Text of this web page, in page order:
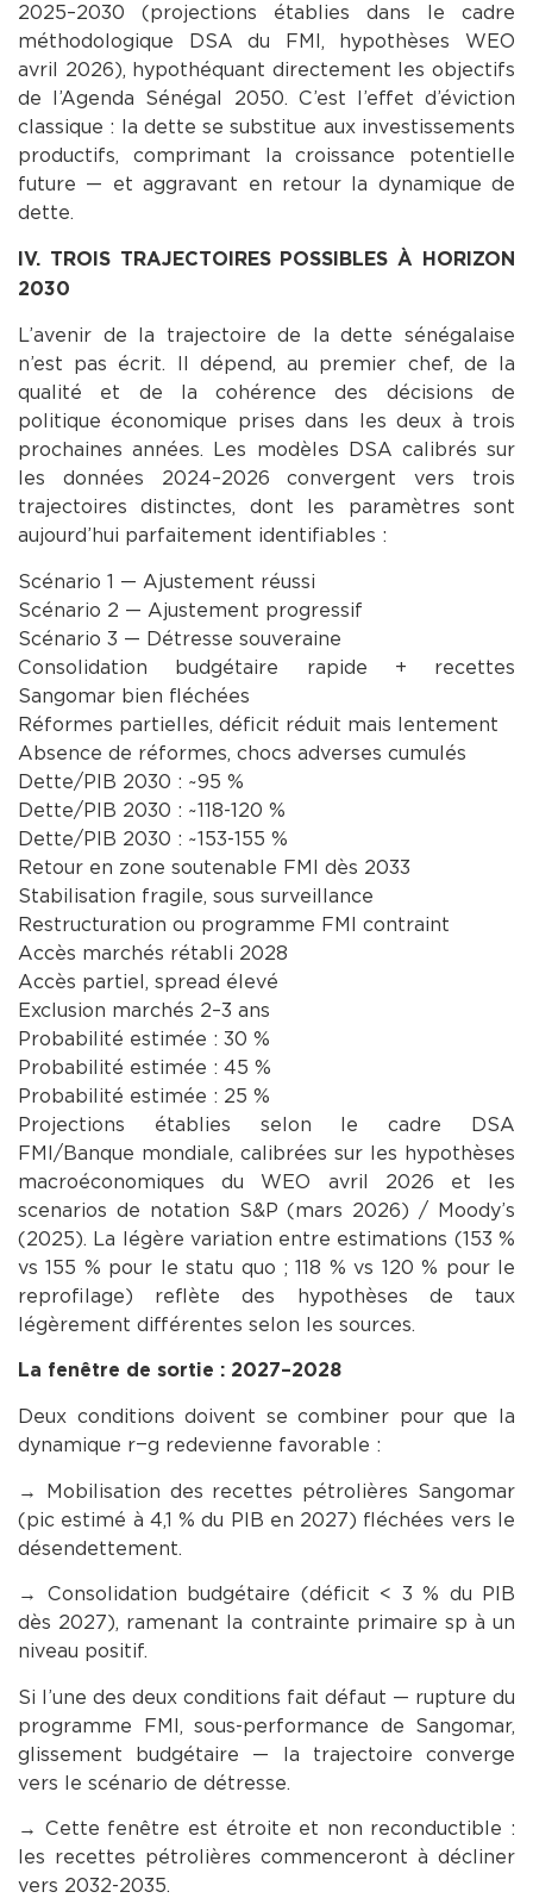
2025–2030 (projections établies dans le cadre
méthodologique DSA du FMI, hypothèses WEO
avril 2026), hypothéquant directement les objectifs
de l’Agenda Sénégal 2050. C’est l’effet d’éviction
classique : la dette se substitue aux investissements
productifs, comprimant la croissance potentielle
future — et aggravant en retour la dynamique de
dette.
IV. TROIS TRAJECTOIRES POSSIBLES À HORIZON
2030
L’avenir de la trajectoire de la dette sénégalaise
n’est pas écrit. Il dépend, au premier chef, de la
qualité et de la cohérence des décisions de
politique économique prises dans les deux à trois
prochaines années. Les modèles DSA calibrés sur
les données 2024–2026 convergent vers trois
trajectoires distinctes, dont les paramètres sont
aujourd’hui parfaitement identifiables :
Scénario 1 — Ajustement réussi
Scénario 2 — Ajustement progressif
Scénario 3 — Détresse souveraine
Consolidation budgétaire rapide + recettes
Sangomar bien fléchées
Réformes partielles, déficit réduit mais lentement
Absence de réformes, chocs adverses cumulés
Dette/PIB 2030 : ~95 %
Dette/PIB 2030 : ~118-120 %
Dette/PIB 2030 : ~153-155 %
Retour en zone soutenable FMI dès 2033
Stabilisation fragile, sous surveillance
Restructuration ou programme FMI contraint
Accès marchés rétabli 2028
Accès partiel, spread élevé
Exclusion marchés 2–3 ans
Probabilité estimée : 30 %
Probabilité estimée : 45 %
Probabilité estimée : 25 %
Projections établies selon le cadre DSA
FMI/Banque mondiale, calibrées sur les hypothèses
macroéconomiques du WEO avril 2026 et les
scenarios de notation S&P (mars 2026) / Moody’s
(2025). La légère variation entre estimations (153 %
vs 155 % pour le statu quo ; 118 % vs 120 % pour le
reprofilage) reflète des hypothèses de taux
légèrement différentes selon les sources.
La fenêtre de sortie : 2027–2028
Deux conditions doivent se combiner pour que la
dynamique r−g redevienne favorable :
→ Mobilisation des recettes pétrolières Sangomar
(pic estimé à 4,1 % du PIB en 2027) fléchées vers le
désendettement.
→ Consolidation budgétaire (déficit < 3 % du PIB
dès 2027), ramenant la contrainte primaire sp à un
niveau positif.
Si l’une des deux conditions fait défaut — rupture du
programme FMI, sous-performance de Sangomar,
glissement budgétaire — la trajectoire converge
vers le scénario de détresse.
→ Cette fenêtre est étroite et non reconductible :
les recettes pétrolières commenceront à décliner
vers 2032-2035.